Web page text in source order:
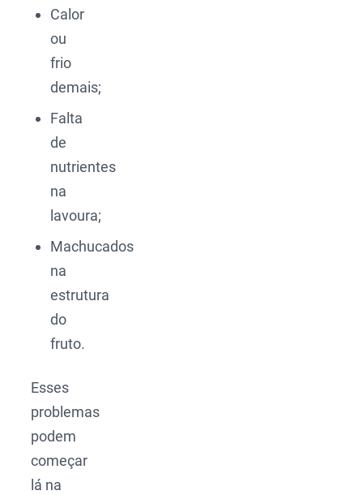
Calor
ou
frio
demais;
Falta
de
nutrientes
na
lavoura;
Machucados
na
estrutura
do
fruto.
Esses
problemas
podem
começar
lá na